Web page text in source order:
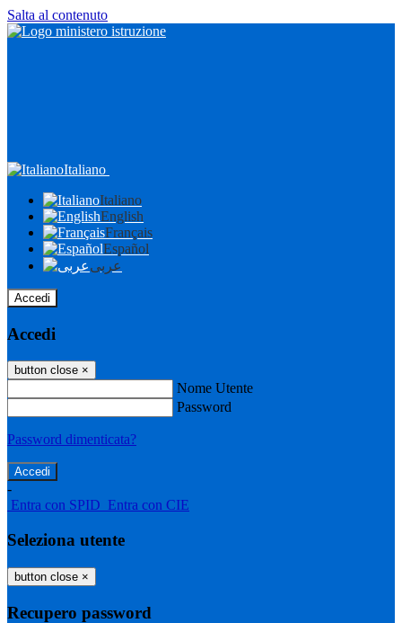
Salta al contenuto
Italiano
Italiano
English
Français
Español
عربى
Accedi
Accedi
button close ×
Nome Utente
Password
Password dimenticata?
-
Entra con SPID Entra con CIE
Seleziona utente
button close ×
Recupero password